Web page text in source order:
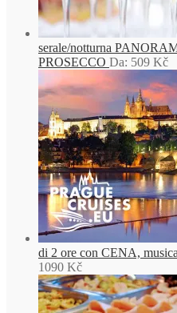
serale/notturna
PROSECCO Da: 509 Kč
di 2 ore con CENA,
1090 Kč